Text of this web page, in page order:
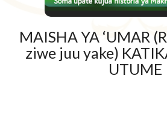
MAISHA YA ‘UMAR
ziwe juu yake)
UTUME